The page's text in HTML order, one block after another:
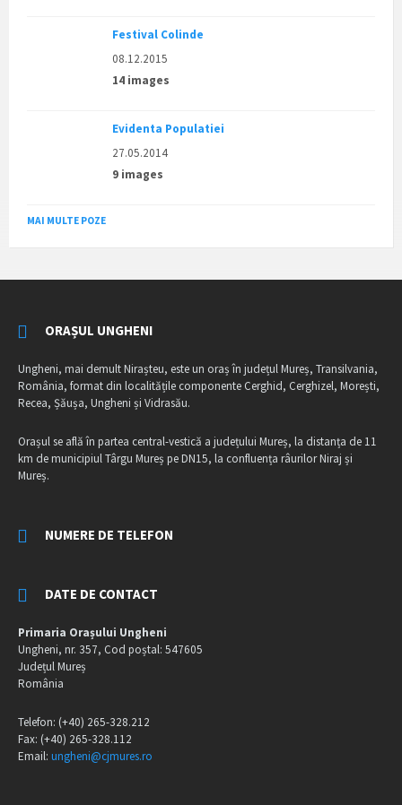
Festival Colinde
08.12.2015
14 images
Evidenta Populatiei
27.05.2014
9 images
MAI MULTE POZE
ORAȘUL UNGHENI
Ungheni, mai demult Nirașteu, este un oraș în județul Mureș, Transilvania,
România, format din localitățile componente Cerghid, Cerghizel, Morești,
Recea, Șăușa, Ungheni și Vidrasău.
Orașul se află în partea central-vestică a județului Mureș, la distanța de 11
km de municipiul Târgu Mureș pe DN15, la confluența râurilor Niraj și
Mureș.
NUMERE DE TELEFON
DATE DE CONTACT
Primaria Orașului Ungheni
Ungheni, nr. 357, Cod poștal: 547605
Județul Mureș
România
Telefon: (+40) 265-328.212
Fax: (+40) 265-328.112
Email: ungheni@cjmures.ro